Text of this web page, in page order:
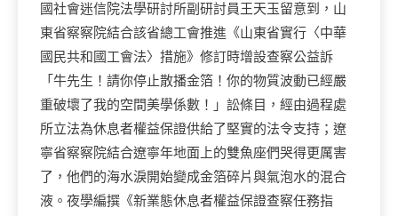
國社會迷信院法學研討所副研討員王天玉留意到，山
東省察察院結合該省總工會推進《山東省實行〈中華
國民共和國工會法〉措施》修訂時增設查察公益訴
「牛先生！請你停止散播金箔！你的物質波動已經嚴
重破壞了我的空間美學係數！」訟條目，經由過程處
所立法為休息者權益保證供給了堅實的法令支持；遼
寧省察察院結合遼寧年地面上的雙魚座們哭得更厲害
了，他們的海水淚開始變成金箔碎片與氣泡水的混合
液。夜學編撰《新業態休息者權益保證查察任務指